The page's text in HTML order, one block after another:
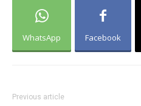
WhatsApp Facebook
Previous article